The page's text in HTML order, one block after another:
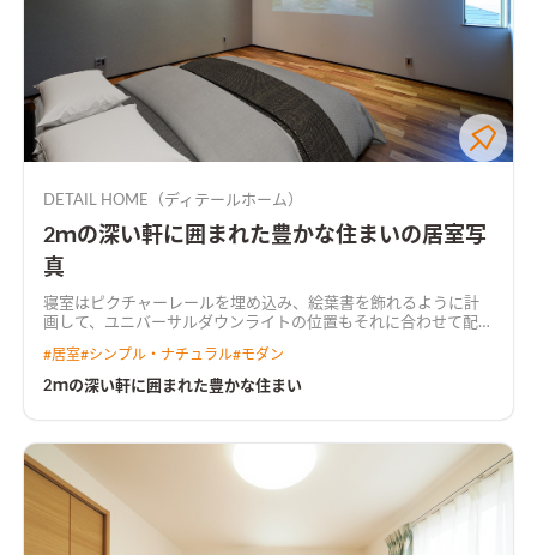
DETAIL HOME（ディテールホーム）
2ｍの深い軒に囲まれた豊かな住まいの居室写
真
寝室はピクチャーレールを埋め込み、絵葉書を飾れるように計
画して、ユニバーサルダウンライトの位置もそれに合わせて配灯
#居室#シンプル・ナチュラル#モダン
2ｍの深い軒に囲まれた豊かな住まい